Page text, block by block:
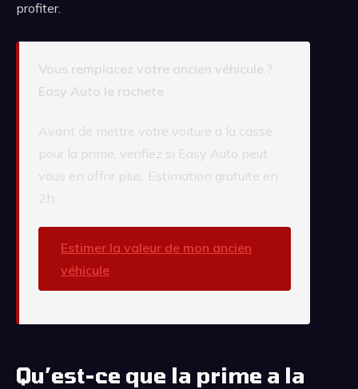
profiter.
Vous remplacez votre ancien véhicule ?
Easy Auto le rachete
Avant de mettre votre voiture a la casse
pour la prime, verifiez si Easy Auto peut
vous en offrir plus. Estimation gratuite en
2h.
Estimer la valeur de mon ancien
véhicule
Qu’est-ce que la prime a la